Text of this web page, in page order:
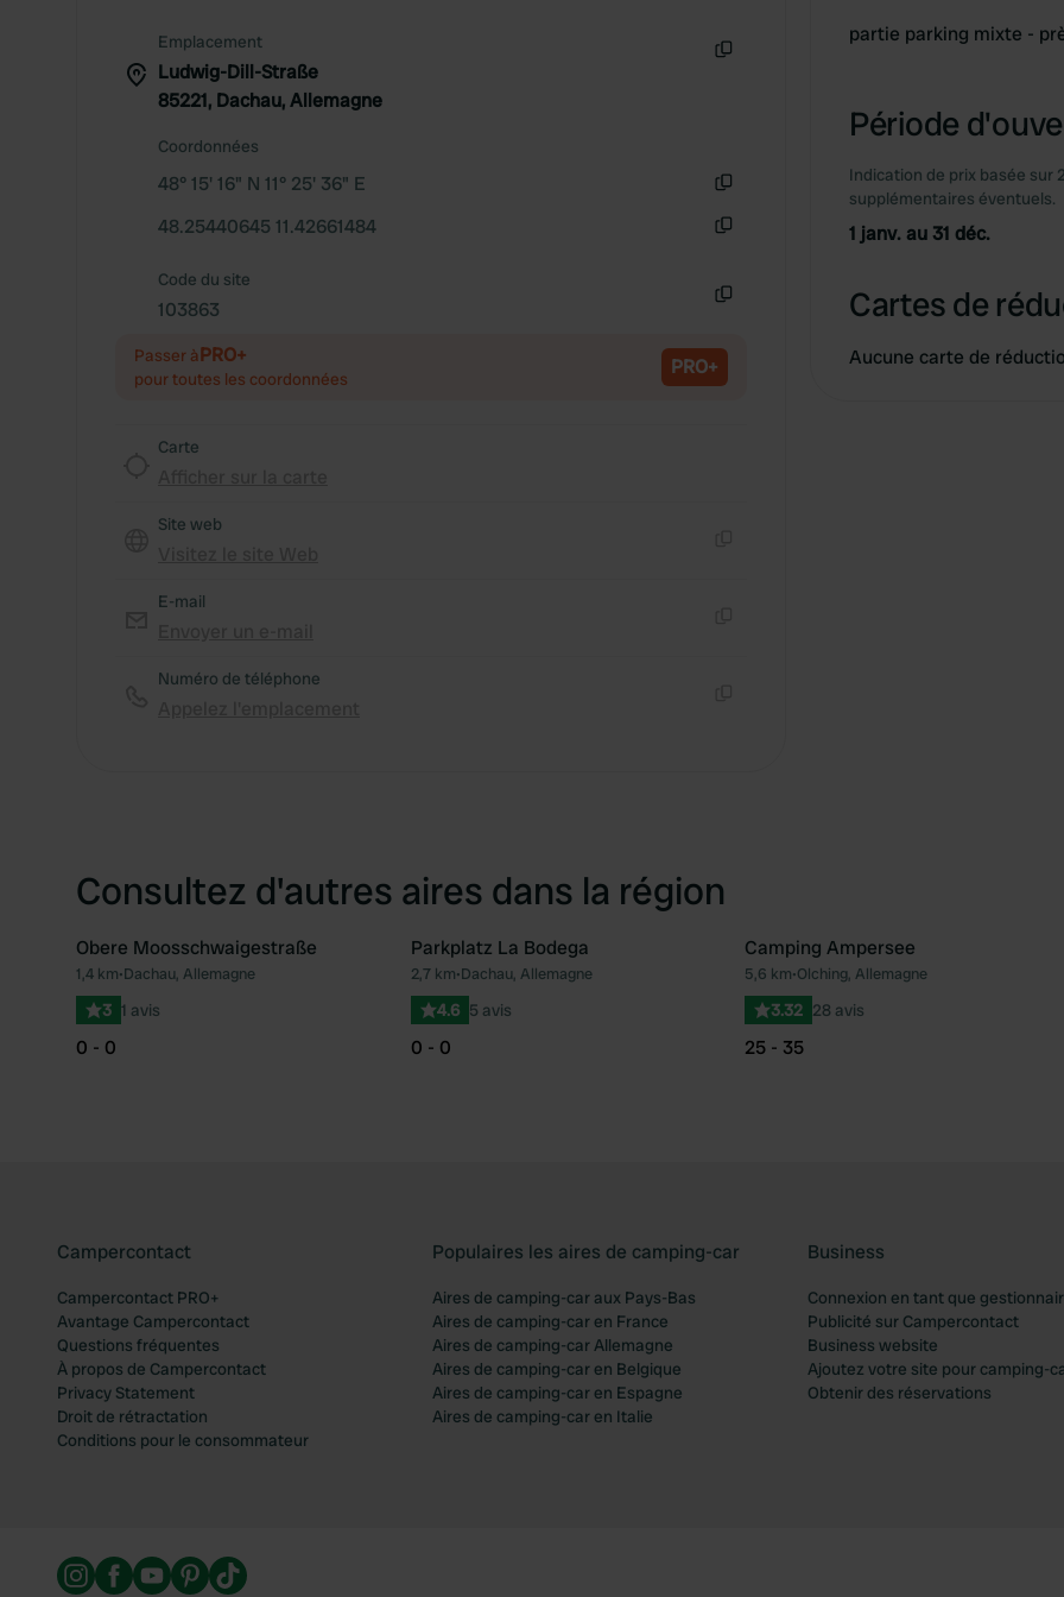
Emplacement
Ludwig-Dill-Straße
85221, Dachau, Allemagne
Coordonnées
48° 15' 16" N 11° 25' 36" E
48.25440645 11.42661484
Code du site
103863
Passer àPRO+
pour toutes les coordonnées PRO+
Carte
Site web
E-mail
Numéro de téléphone
partie parking mixte -
Période
Indication de prix basée sur
supplémentaires éventuels.
1 janv. au 31 déc.
Cartes de
Aucune carte de
Consultez d'autres aires dans la région
Préféré
Obere Moosschwaigestraße
1,4 km•Dachau, Allemagne
3 1 avis
0 - 0
Préféré
Parkplatz La Bodega
2,7 km•Dachau, Allemagne
4.6 5 avis
0 - 0
Camping Ampersee
5,6 km•Olching, Allemagne
3.32 28 avis
25 - 35
Campercontact
Campercontact PRO+
Avantage Campercontact
Questions fréquentes
À propos de Campercontact
Privacy Statement
Droit de rétractation
Conditions pour le consommateur
Populaires les aires de camping-car
Aires de camping-car aux Pays-Bas
Aires de camping-car en France
Aires de camping-car Allemagne
Aires de camping-car en Belgique
Aires de camping-car en Espagne
Aires de camping-car en Italie
Business
Connexion en tant que
Publicité sur Campercontact
Business website
Ajoutez votre site pour camping-
Obtenir des réservations